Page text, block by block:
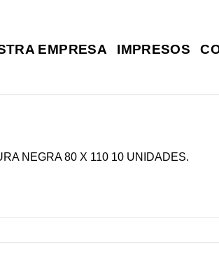
EMPRESA IMPRESOS
NEGRA 80 X 110 10 UNIDADES.